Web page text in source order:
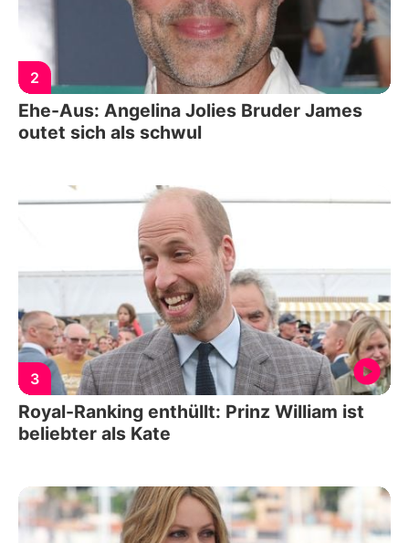
2
Ehe-Aus: Angelina Jolies Bruder James
outet sich als schwul
3
Royal-Ranking enthüllt: Prinz William ist
beliebter als Kate